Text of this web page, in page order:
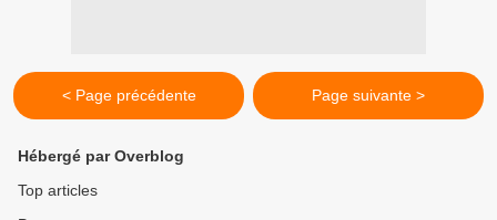
< Page précédente Page suivante >
Hébergé par Overblog
Top articles